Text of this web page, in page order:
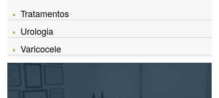
Tratamentos
Urologia
Varicocele